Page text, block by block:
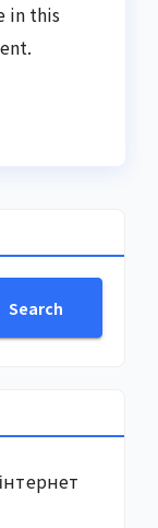
in this
Search